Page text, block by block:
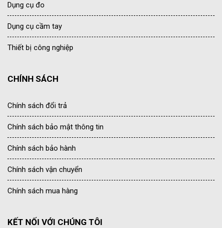
Dụng cụ đo
Dụng cụ cầm tay
Thiết bị công nghiệp
CHÍNH SÁCH
Chính sách đổi trả
Chính sách bảo mật thông tin
Chính sách bảo hành
Chính sách vận chuyển
Chính sách mua hàng
KẾT NỐI VỚI CHÚNG TÔI